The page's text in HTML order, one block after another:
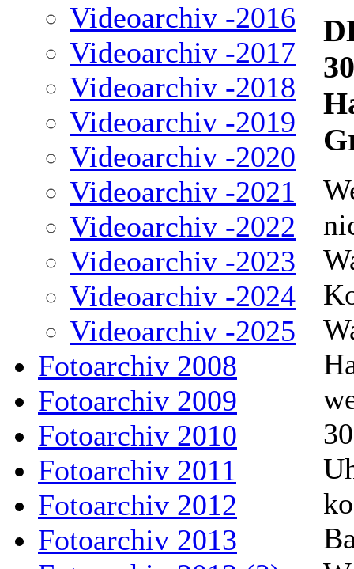
Videoarchiv -2016
Videoarchiv -2017
Videoarchiv -2018
Videoarchiv -2019
Videoarchiv -2020
Videoarchiv -2021
Videoarchiv -2022
Videoarchiv -2023
Videoarchiv -2024
Videoarchiv -2025
Fotoarchiv 2008
Fotoarchiv 2009
Fotoarchiv 2010
Fotoarchiv 2011
Fotoarchiv 2012
Fotoarchiv 2013